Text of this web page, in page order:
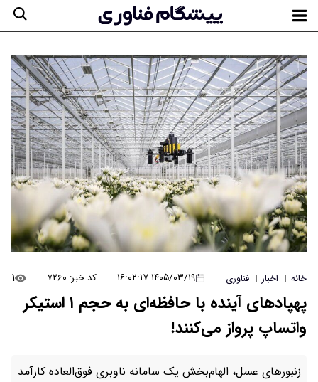
خانه | اخبار | فناوری ۱۴۰۵/۰۳/۱۹ ۱۶:۰۲:۱۷ کد خبر: ۷۲۶۰ ۱
پهپادهای آینده با حافظه‌ای به حجم ۱ استیکر
واتساپ پرواز می‌کنند!
زنبورهای عسل، الهام‌بخش یک سامانه ناوبری فوق‌العاده ‌کارآمد